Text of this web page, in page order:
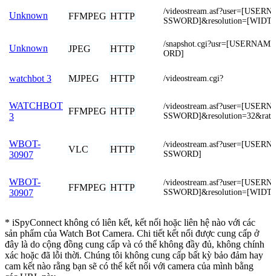
Unknown FFMPEG HTTP
/
Unknown JPEG HTTP
/
ORD]
watchbot 3 MJPEG HTTP /videostream.cgi?
WATCHBOT
3
FFMPEG HTTP
/
WBOT-
30907
VLC HTTP
/
SSWORD]
WBOT-
30907
FFMPEG HTTP
/
* iSpyConnect không có liên kết, kết nối hoặc liên hệ nào với các
sản phẩm của Watch Bot Camera. Chi tiết kết nối được cung cấp ở
đây là do cộng đồng cung cấp và có thể không đầy đủ, không chính
xác hoặc đã lỗi thời. Chúng tôi không cung cấp bất kỳ bảo đảm hay
cam kết nào rằng bạn sẽ có thể kết nối với camera của mình bằng